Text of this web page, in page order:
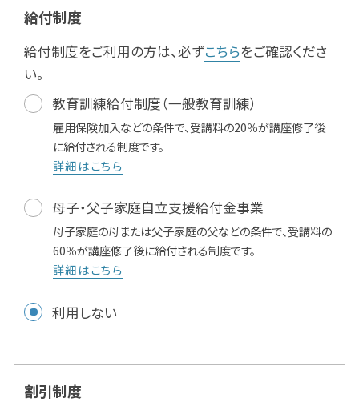
給付制度
給付制度をご利用の方は、必ずこちらをご確認くださ
い。
教育訓練給付制度（一般教育訓練）
雇用保険加入などの条件で、受講料の20％が講座修了後
に給付される制度です。
詳細はこちら
母子・父子家庭自立支援給付金事業
母子家庭の母または父子家庭の父などの条件で、受講料の
60％が講座修了後に給付される制度です。
詳細はこちら
利用しない
割引制度